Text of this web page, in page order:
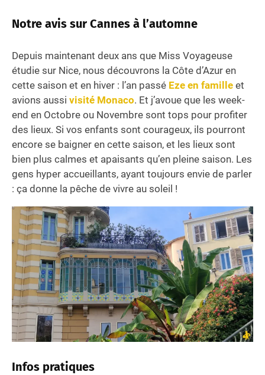
Notre avis sur Cannes à l’automne
Depuis maintenant deux ans que Miss Voyageuse
étudie sur Nice, nous découvrons la Côte d’Azur en
cette saison et en hiver : l’an passé Eze en famille et
avions aussi visité Monaco. Et j’avoue que les week-
end en Octobre ou Novembre sont tops pour profiter
des lieux. Si vos enfants sont courageux, ils pourront
encore se baigner en cette saison, et les lieux sont
bien plus calmes et apaisants qu’en pleine saison. Les
gens hyper accueillants, ayant toujours envie de parler
: ça donne la pêche de vivre au soleil !
Infos pratiques